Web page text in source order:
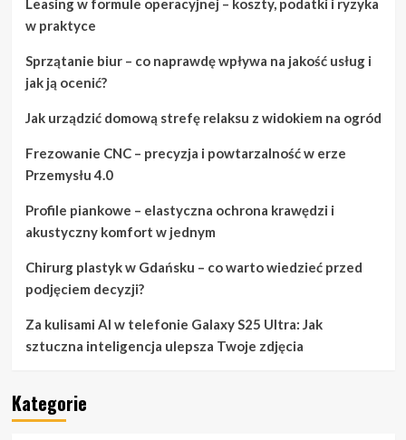
w praktyce
Sprzątanie biur – co naprawdę wpływa na jakość usług i
jak ją ocenić?
Jak urządzić domową strefę relaksu z widokiem na ogród
Frezowanie CNC – precyzja i powtarzalność w erze
Przemysłu 4.0
Profile piankowe – elastyczna ochrona krawędzi i
akustyczny komfort w jednym
Chirurg plastyk w Gdańsku – co warto wiedzieć przed
podjęciem decyzji?
Za kulisami AI w telefonie Galaxy S25 Ultra: Jak
sztuczna inteligencja ulepsza Twoje zdjęcia
Kategorie